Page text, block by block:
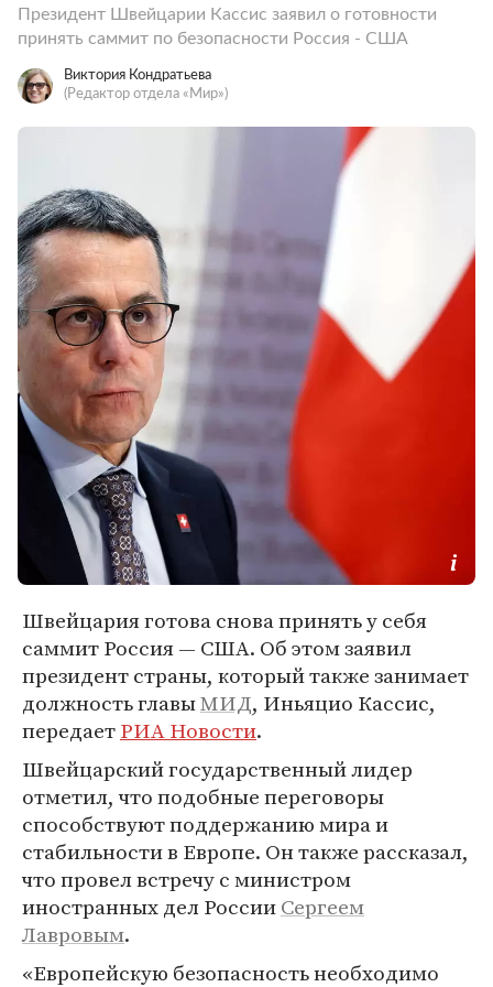
Президент Швейцарии Кассис заявил о готовности
принять саммит по безопасности Россия - США
Виктория Кондратьева
(Редактор отдела «Мир»)
Швейцария готова снова принять у себя
саммит Россия — США. Об этом заявил
президент страны, который также занимает
должность главыМИД, Иньяцио Кассис,
передаетРИА Новости.
Швейцарский государственный лидер
отметил, что подобные переговоры
способствуют поддержанию мира и
стабильности в Европе. Он также рассказал,
что провел встречу с министром
иностранных дел РоссииСергеем
Лавровым.
«Европейскую безопасность необходимо